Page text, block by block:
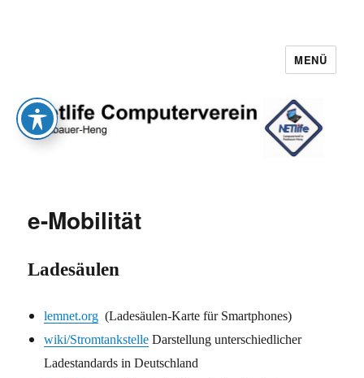
MENÜ
e-Mobilität
Ladesäulen
lemnet.org (Ladesäulen-Karte für Smartphones)
wiki/Stromtankstelle Darstellung unterschiedlicher
Ladestandards in Deutschland